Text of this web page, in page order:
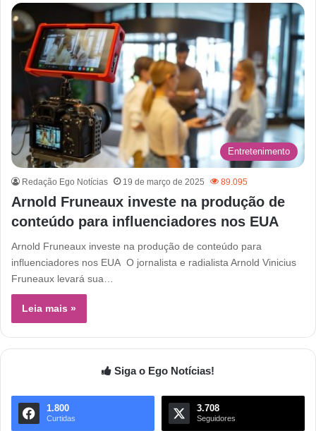
Entretenimento
Redação Ego Notícias 19 de março de 2025 89.095
Arnold Fruneaux investe na produção de
conteúdo para influenciadores nos EUA
Arnold Fruneaux investe na produção de conteúdo para
influenciadores nos EUA O jornalista e radialista Arnold Vinicius
Fruneaux levará sua…
Leia mais »
Siga o Ego Notícias!
1.800
Curtidas
3.708
Seguidores